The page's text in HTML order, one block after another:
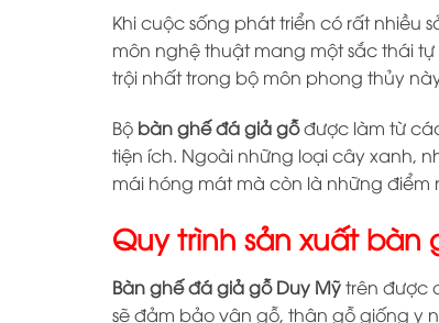
Khi cuộc sống phát triển có rất
môn nghệ thuật mang một sắc thái
trội nhất trong bộ môn phong thủy
Bộ bàn ghế đá giả gỗđược làm từ
tiện ích. Ngoài những loại cây xanh,
mái hóng mát mà còn là những điểm
Quy trình sản xuất
Bàn ghế đá giả gỗ Duy Mỹtrên được
sẽ đảm bảo vân gỗ, thân gỗ giống y